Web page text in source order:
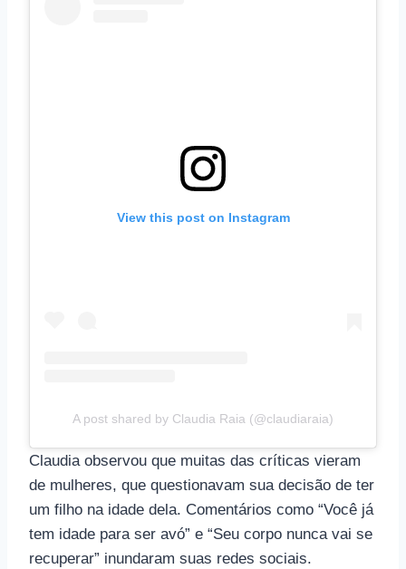
View this post on Instagram
A post shared by Claudia Raia (@claudiaraia)
Claudia observou que muitas das críticas vieram
de mulheres, que questionavam sua decisão de ter
um filho na idade dela. Comentários como “Você já
tem idade para ser avó” e “Seu corpo nunca vai se
recuperar” inundaram suas redes sociais.